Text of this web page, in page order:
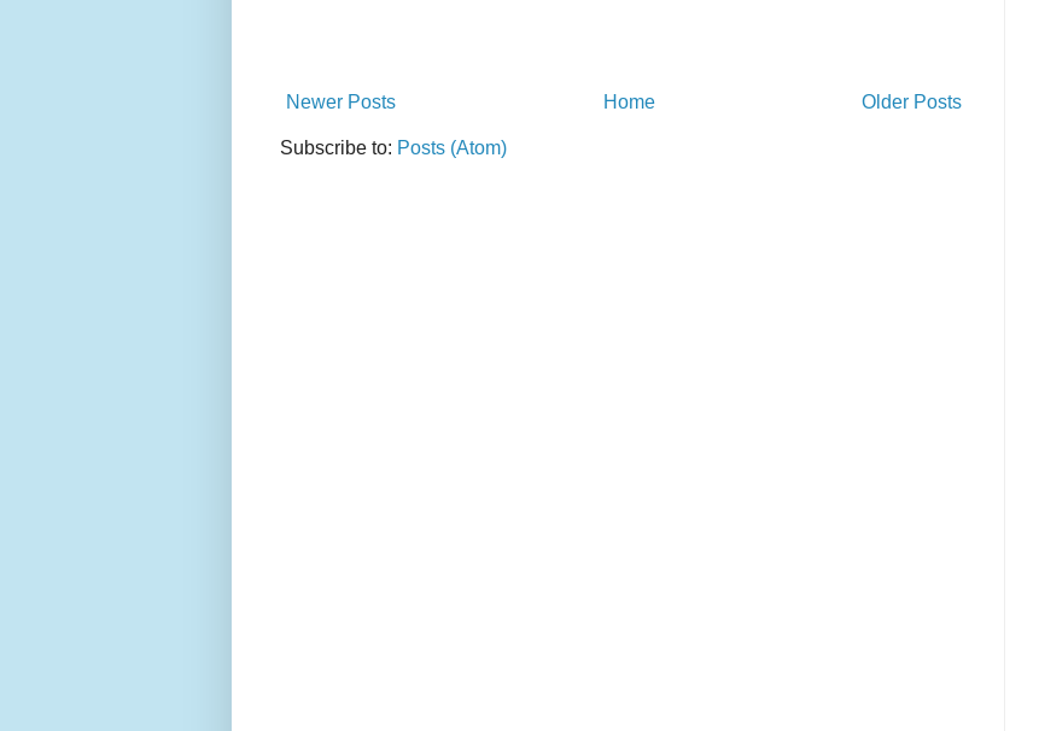
Newer Posts Older Posts
Home
Subscribe to: Posts (Atom)